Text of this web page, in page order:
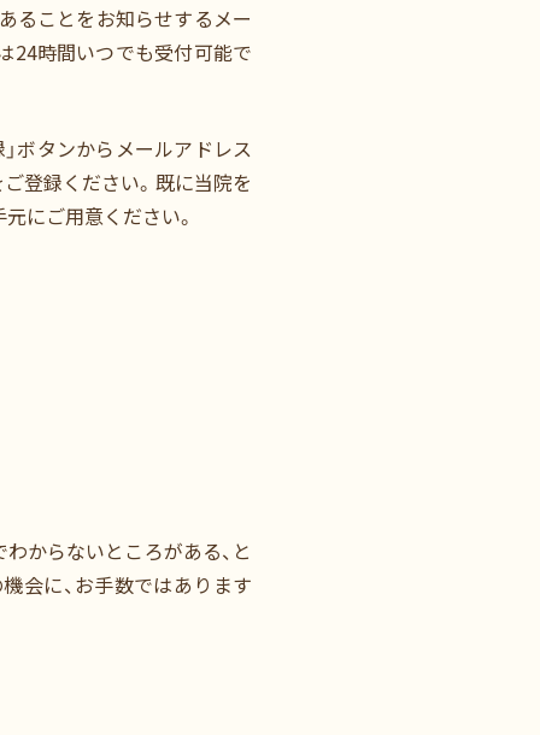
ることをお知らせするメー
24時間いつでも受付可能で
ボタンからメールアドレス
登録ください。既に当院を
にご用意ください。
からないところがある、と
会に、お手数ではあります